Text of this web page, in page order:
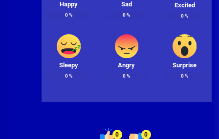
Happy
0%
Sad
0%
Excited
0%
Sleepy
0%
Angry
0%
Surprise
0%
0 0